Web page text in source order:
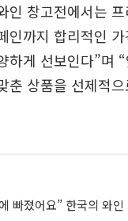
인 창고전에서는
인까지 합리적인
하게 선보인다”며
춘 상품을 선제적
빠졌어요” 한국의 와